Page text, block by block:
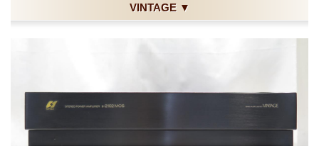
VINTAGE ▼